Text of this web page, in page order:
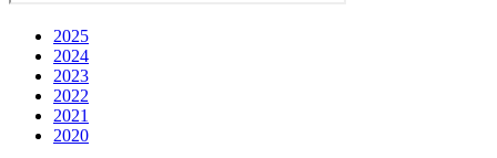
2025
2024
2023
2022
2021
2020